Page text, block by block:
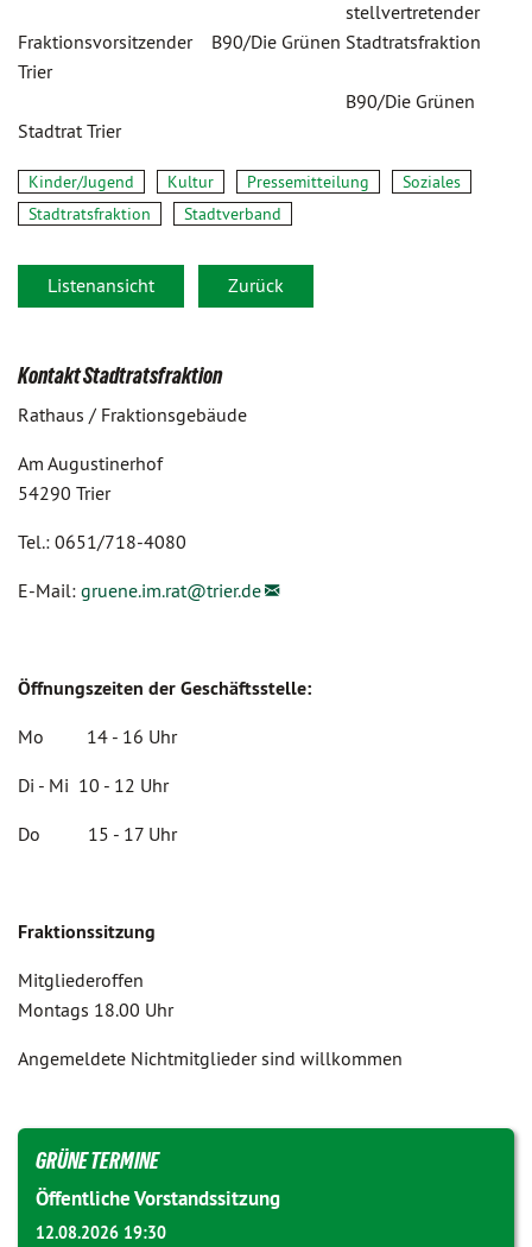
stellvertretender
Fraktionsvorsitzender B90/Die Grünen Stadtratsfraktion
Trier
B90/Die Grünen
Stadtrat Trier
Kinder/Jugend Kultur Pressemitteilung
Soziales
Stadtratsfraktion
Stadtverband
Listenansicht Zurück
Kontakt Stadtratsfraktion
Rathaus / Fraktionsgebäude
Am Augustinerhof
54290 Trier
Tel.: 0651/718-4080
E-Mail: gruene.im.rat@trier.de
Öffnungszeiten der Geschäftsstelle:
Mo 14 - 16 Uhr
Di - Mi 10 - 12 Uhr
Do 15 - 17 Uhr
Fraktionssitzung
Mitgliederoffen
Montags 18.00 Uhr
Angemeldete Nichtmitglieder sind willkommen
GRÜNE TERMINE
Öffentliche Vorstandssitzung
12.08.2026 19:30